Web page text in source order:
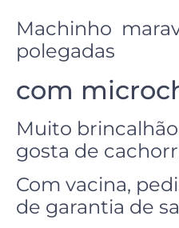
Machinho
polegadas
com
Muito
gosta de
Com vacina,
de garantia de